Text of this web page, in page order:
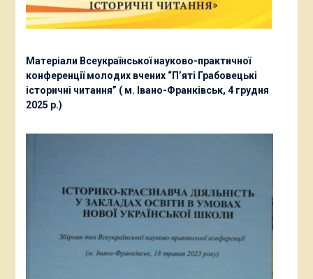
Матеріали Всеукраїнської науково-практичної
конференції молодих вчених “П’яті Грабовецькі
історичні читання” ( м. Івано-Франківськ, 4 грудня
2025 р.)